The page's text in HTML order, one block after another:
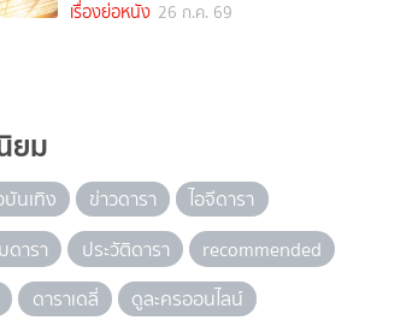
เรื่องย่อหนัง 26 ก.ค. 69
ยม
บันเทิง ข่าวดารา
ไอจีดารา
ดารา
ประวัติดารา
recommended
ดาราเดลี่ ดูละครออนไลน์